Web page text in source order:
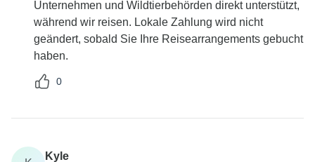
Unternehmen und Wildtierbehörden direkt unterstützt,
während wir reisen. Lokale Zahlung wird nicht
geändert, sobald Sie Ihre Reisearrangements gebucht
haben.
0
Kyle